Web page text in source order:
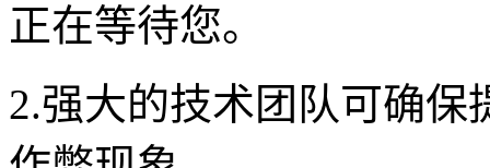
正在等待您。
2.强大的技术团队可确保